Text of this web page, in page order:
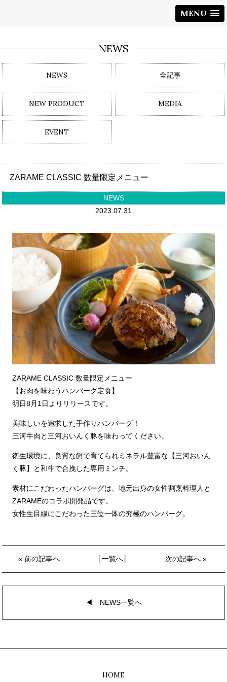
MENU
NEWS
NEWS 全記事
NEW PRODUCT MEDIA
EVENT
ZARAME CLASSIC 数量限定メニュー
NEWS
2023.07.31
ZARAME CLASSIC 数量限定メニュー
【お肉を味わうハンバーグ定食】
明日8月1日よりリリースです。
美味しいを追求した手作りハンバーグ！
三河牛肉と三河おいんく豚を味わってください。
衛生環境に、良質な餌で育てられミネラル豊富な【三河おいん
く豚】と和牛で合挽した専用ミンチ。
素材にこだわったハンバーグは、地元出身の女性割烹料理人と
ZARAMEのコラボ開発品です。
女性生目線にこだわった三位一体の究極のハンバーグ。
« 前の記事へ 一覧へ│ 次の記事へ»
◀︎ NEWS一覧へ
HOME